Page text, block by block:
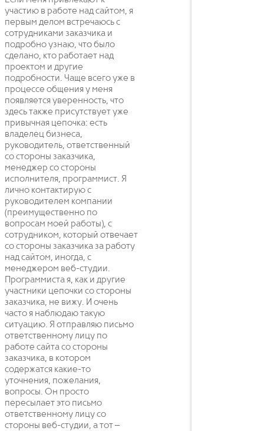
участию в работе над сайтом, я
первым делом встречаюсь с
сотрудниками заказчика и
подробно узнаю, что было
сделано, кто работает над
проектом и другие
подробности. Чаще всего уже в
процессе общения у меня
появляется уверенность, что
здесь также присутствует уже
привычная цепочка: есть
владелец бизнеса,
руководитель, ответственный
со стороны заказчика,
менеджер со стороны
исполнителя, программист. Я
лично контактирую с
руководителем компании
(преимущественно по
вопросам моей работы), с
сотрудником, который отвечает
со стороны заказчика за работу
над сайтом, иногда, с
менеджером веб-студии.
Программиста я, как и другие
участники цепочки со стороны
заказчика, не вижу. И очень
часто я наблюдаю такую
ситуацию. Я отправляю письмо
ответственному лицу по
работе сайта со стороны
заказчика, в котором
содержатся какие-то
уточнения, пожелания,
вопросы. Он просто
пересылает это письмо
ответственному лицу со
стороны веб-студии, а тот –